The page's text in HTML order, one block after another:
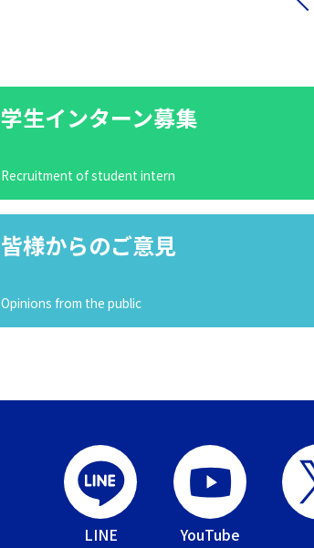
学生インターン募集
Recruitment of student intern
皆様からのご意見
Opinions from the public
LINE YouTube